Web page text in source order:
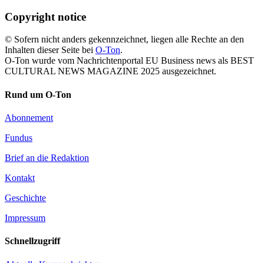
Copyright notice
© Sofern nicht anders gekennzeichnet, liegen alle Rechte an den
Inhalten dieser Seite bei O-Ton.
O-Ton wurde vom Nachrichtenportal EU Business news als BEST
CULTURAL NEWS MAGAZINE 2025 ausgezeichnet.
Rund um O-Ton
Abonnement
Fundus
Brief an die Redaktion
Kontakt
Geschichte
Impressum
Schnellzugriff